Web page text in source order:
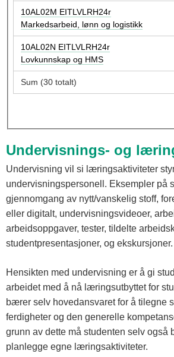
10AL02M EITLVLRH24r
Markedsarbeid, lønn og logistikk
10AL02N EITLVLRH24r
Lovkunnskap og HMS
Sum (30 totalt)
Undervisnings- og
Undervisning vil si læringsaktiviteter
undervisningspersonell. Eksempler på
gjennomgang av nytt/vanskelig stoff,
eller digitalt, undervisningsvideoer,
arbeidsoppgaver, tester, tildelte
studentpresentasjoner, og ekskursjoner.
Hensikten med undervisning er å gi
arbeidet med å nå læringsutbyttet for
bærer selv hovedansvaret for å tilegne
ferdigheter og den generelle
grunn av dette må studenten selv også
planlegge egne læringsaktiviteter.